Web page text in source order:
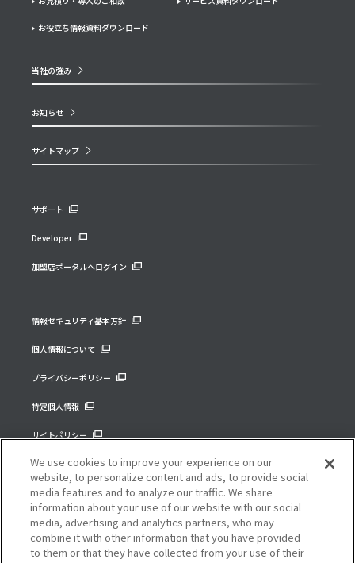
当社の強み
お知らせ
お役立ち情報資料ダウンロード
サイトマップ
サポート
Developer
加盟店ポータルへログイン
情報セキュリティ基本方針
個人情報について
プライバシーポリシー
特定個人情報
サイトポリシー
コーポレートサイト
We use cookies to improve your experience on our
website, to personalize content and ads, to provide social
media features and to analyze our traffic. We share
information about your use of our website with our social
media, advertising and analytics partners, who may
combine it with other information that you have provided
to them or that they have collected from your use of their